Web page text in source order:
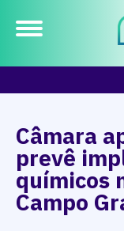
Câmara
prevê
químicos
Campo